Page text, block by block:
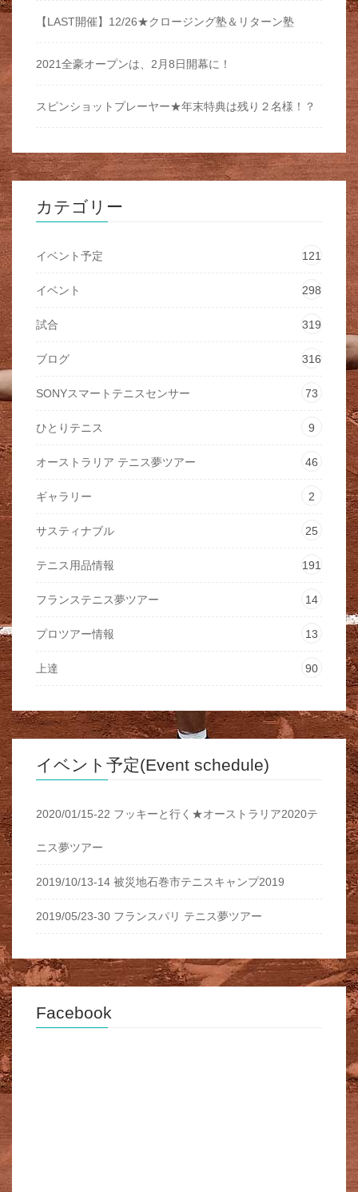
【LAST開催】12/26★クロージング塾＆リターン塾
2021全豪オープンは、2月8日開幕に！
スピンショットプレーヤー★年末特典は残り２名様！？
カテゴリー
イベント予定 121
イベント 298
試合 319
ブログ 316
SONYスマートテニスセンサー 73
ひとりテニス 9
オーストラリア テニス夢ツアー 46
ギャラリー 2
サスティナブル 25
テニス用品情報 191
フランステニス夢ツアー 14
プロツアー情報 13
上達 90
イベント予定(Event schedule)
2020/01/15-22 フッキーと行く★オーストラリア2020テ
ニス夢ツアー
2019/10/13-14 被災地石巻市テニスキャンプ2019
2019/05/23-30 フランスパリ テニス夢ツアー
Facebook